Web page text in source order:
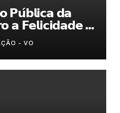
𝗣𝘂́𝗯𝗹𝗶𝗰𝗮 𝗱𝗮
𝗮 𝗙𝗲𝗹𝗶𝗰𝗶𝗱𝗮𝗱𝗲 𝗲
- VO